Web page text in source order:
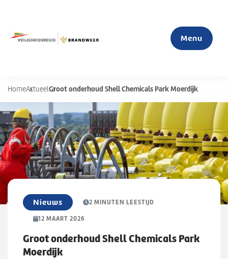
Menu
Home
Actueel
Mijn veiligheid
S
Organisatie
Werken bij
S
HomeActueelGroot onderhoud Shell Chemicals Park Moerdijk
Nieuws
2 MINUTEN LEESTIJD
12 MAART 2026
Groot onderhoud Shell Chemicals Park
Moerdijk